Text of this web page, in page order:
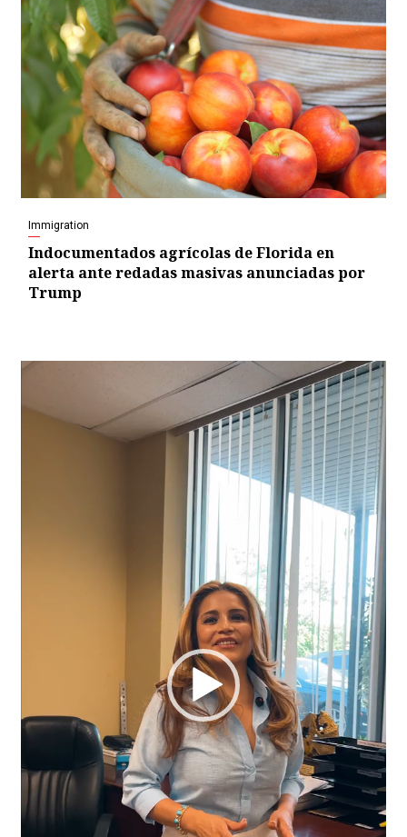
Immigration
Indocumentados agrícolas de Florida en
alerta ante redadas masivas anunciadas por
Trump
Video